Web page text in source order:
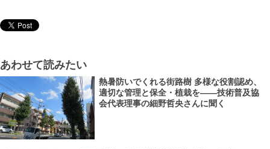
あわせて読みたい
熱暑防いでくれる街路樹 多様な役割認め、
適切な管理と保全・植栽を――技術普及協
会代表理事の細野哲央さんに聞く